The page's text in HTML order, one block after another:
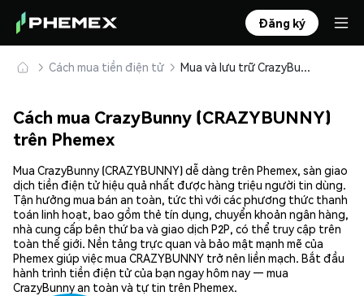
Đăng ký
Cách mua tiền điện tử Mua và lưu trữ CrazyBunny (CRAZYBUNNY) an toàn
Cách mua CrazyBunny (CRAZYBUNNY)
trên Phemex
Mua CrazyBunny (CRAZYBUNNY) dễ dàng trên Phemex, sàn giao
dịch tiền điện tử hiệu quả nhất được hàng triệu người tin dùng.
Tận hưởng mua bán an toàn, tức thì với các phương thức thanh
toán linh hoạt, bao gồm thẻ tín dụng, chuyển khoản ngân hàng,
nhà cung cấp bên thứ ba và giao dịch P2P, có thể truy cập trên
toàn thế giới. Nền tảng trực quan và bảo mật mạnh mẽ của
Phemex giúp việc mua CRAZYBUNNY trở nên liền mạch. Bắt đầu
hành trình tiền điện tử của bạn ngay hôm nay — mua
CrazyBunny an toàn và tự tin trên Phemex.